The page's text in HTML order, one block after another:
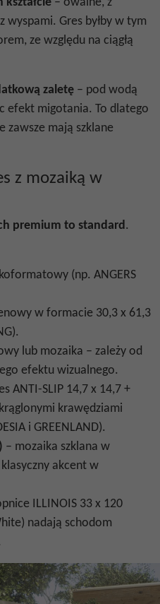
wyspami. Gres byłby w tym
ze względu na ciągłą
zaletę – pod wodą
efekt migotania. To dlatego
zawsze mają szklane
z mozaiką w
premium to standard .
(np. ANGERS
w formacie 30,3 x 61,3
lub mozaika – zależy od
efektu wizualnego.
ANTI-SLIP 14,7 x 14,7 +
krawędziami
i GREENLAND).
– mozaika szklana w
akcent w
ILLINOIS 33 x 120
nadają schodom